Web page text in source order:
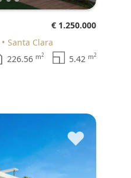
€ 1.250.000
Santa Clara
226.56 m2 5.42 m2
♥